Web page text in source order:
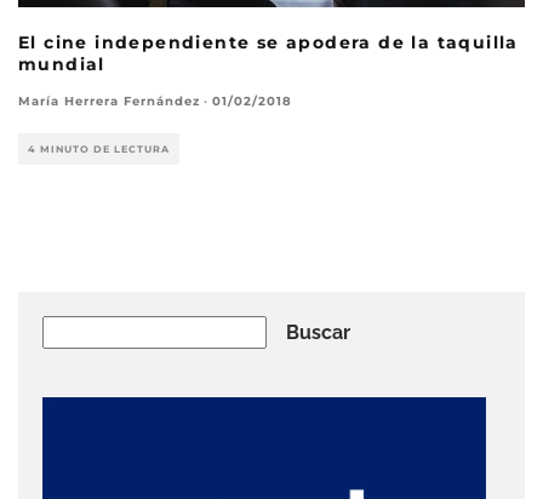
El cine independiente se apodera de la taquilla
mundial
María Herrera Fernández · 01/02/2018
4 MINUTO DE LECTURA
Buscar